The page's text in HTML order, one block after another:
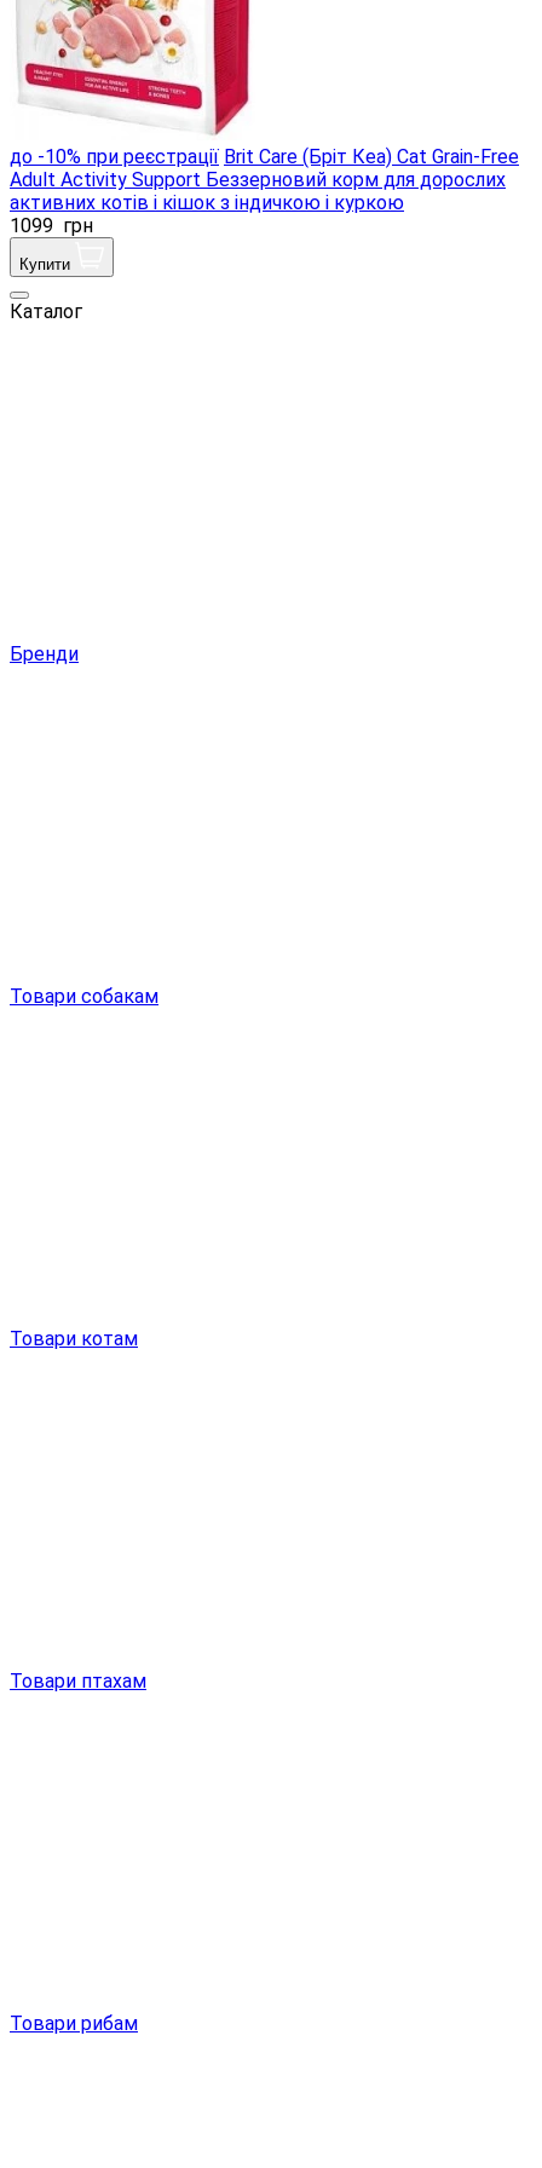
до -10% при реєстрації Brit Care (Бріт Кеа) Cat Grain-Free
Adult Activity Support Беззерновий корм для дорослих
активних котів і кішок з індичкою і куркою
1099 грн
Купити
Каталог
Бренди
Товари собакам
Товари котам
Товари птахам
Товари рибам